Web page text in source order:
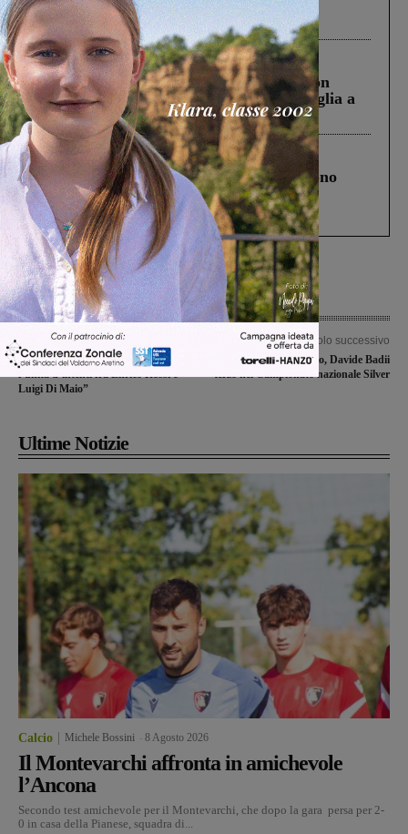
Pnrr, il gruppo di Fratelli d’Italia: “Un
ringraziamento al Governo”
Cronaca 3 Agosto 2026
Scomparso da una struttura di Castiglion
Fiorentino l’uomo che aveva ucciso la figlia a
Levane nel 2020
Cronaca 4 Agosto 2026
Un anno fa la strage in A1 in cui morirono
Gianni, Giulia e Franco. Lo schianto, il
processo, lo stop ai sorpassi fra tir....
Articolo precedente
Bekaert, la Cisl commenta: “Bene
l’unità d’intenti fra Enrico Rossi e
Luigi Di Maio”
Articolo successivo
Società Ginnica Giglio, Davide Badii
terzo nel Campionato nazionale Silver
Ultime Notizie
Calcio Michele Bossini 8 Agosto 2026
Il Montevarchi affronta in amichevole
l’Ancona
Secondo test amichevole per il Montevarchi, che dopo la gara persa per 2-
0 in casa della Pianese, squadra di...